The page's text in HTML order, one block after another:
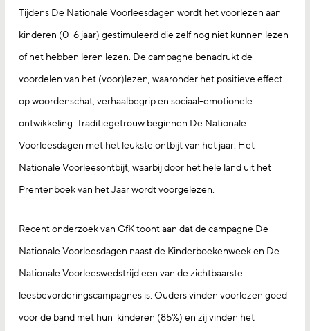
Tijdens De Nationale Voorleesdagen wordt het voorlezen aan
kinderen (0-6 jaar) gestimuleerd die zelf nog niet kunnen lezen
of net hebben leren lezen. De campagne benadrukt de
voordelen van het (voor)lezen, waaronder het positieve effect
op woordenschat, verhaalbegrip en sociaal-emotionele
ontwikkeling. Traditiegetrouw beginnen De Nationale
Voorleesdagen met het leukste ontbijt van het jaar: Het
Nationale Voorleesontbijt, waarbij door het hele land uit het
Prentenboek van het Jaar wordt voorgelezen.
Recent onderzoek van GfK toont aan dat de campagne De
Nationale Voorleesdagen naast de Kinderboekenweek en De
Nationale Voorleeswedstrijd een van de zichtbaarste
leesbevorderingscampagnes is. Ouders vinden voorlezen goed
voor de band met hun kinderen (85%) en zij vinden het